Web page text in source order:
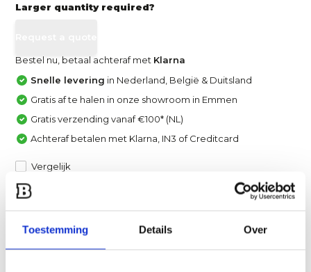
Toestemming Details Over
Larger quantity required?
Bestel nu, betaal achteraf met Klarna
Snelle levering in Nederland, België & Duitsland
Gratis af te halen in onze showroom in Emmen
Gratis verzending vanaf €100* (NL)
Achteraf betalen met Klarna, IN3 of Creditcard
Vergelijk
Een van onze specialisten helpt je graag verder!
Stuur ons een mail